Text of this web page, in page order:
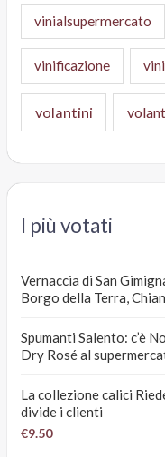
vinialsupermercato
vinificazione
volantini
I più votati
Vernaccia di San
Borgo della Terra,
Spumanti Salento: c’è
Dry Rosé al
La collezione calici
divide i clienti
€9.50